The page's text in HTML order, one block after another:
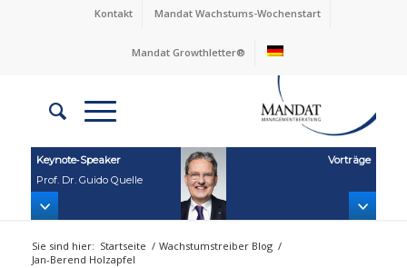
Kontakt Mandat Wachstums-Wochenstart
Mandat Growthletter®
Keynote‑Speaker
Prof. Dr. Guido Quelle
Vorträge
Sie sind hier: Startseite / Wachstumstreiber Blog /
Jan-Berend Holzapfel